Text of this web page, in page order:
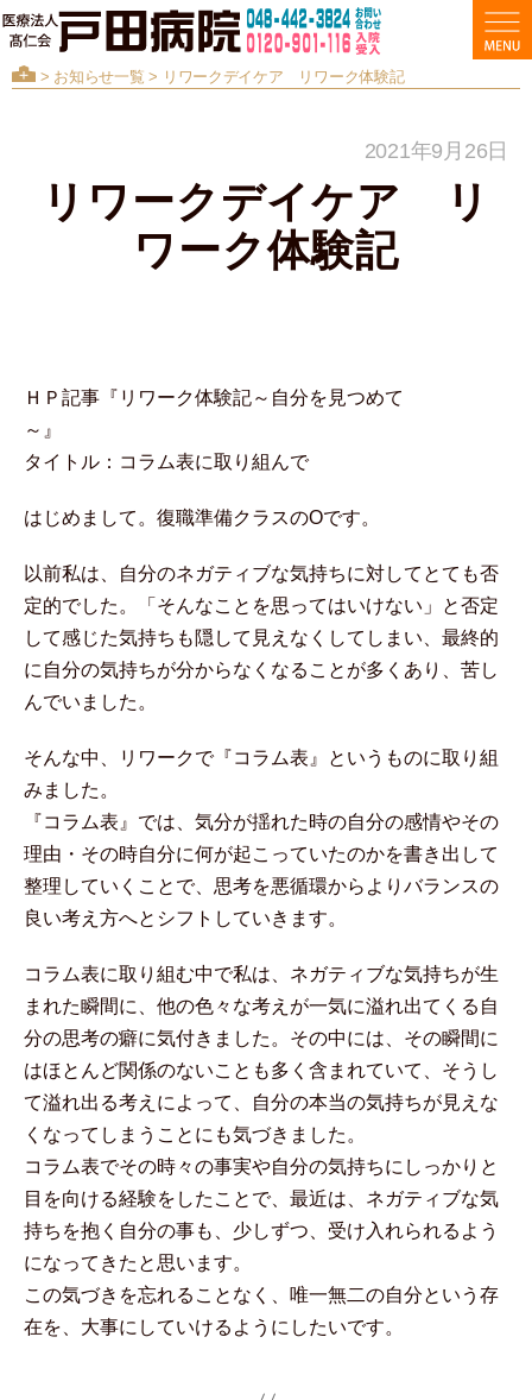
> お知らせ一覧 > リワークデイケア リワーク体験記
2021年9月26日
リワークデイケア リ
ワーク体験記
ＨＰ記事『リワーク体験記～自分を見つめて
～』
タイトル：コラム表に取り組んで
はじめまして。復職準備クラスのOです。
以前私は、自分のネガティブな気持ちに対してとても否
定的でした。「そんなことを思ってはいけない」と否定
して感じた気持ちも隠して見えなくしてしまい、最終的
に自分の気持ちが分からなくなることが多くあり、苦し
んでいました。
そんな中、リワークで『コラム表』というものに取り組
みました。
『コラム表』では、気分が揺れた時の自分の感情やその
理由・その時自分に何が起こっていたのかを書き出して
整理していくことで、思考を悪循環からよりバランスの
良い考え方へとシフトしていきます。
コラム表に取り組む中で私は、ネガティブな気持ちが生
まれた瞬間に、他の色々な考えが一気に溢れ出てくる自
分の思考の癖に気付きました。その中には、その瞬間に
はほとんど関係のないことも多く含まれていて、そうし
て溢れ出る考えによって、自分の本当の気持ちが見えな
くなってしまうことにも気づきました。
コラム表でその時々の事実や自分の気持ちにしっかりと
目を向ける経験をしたことで、最近は、ネガティブな気
持ちを抱く自分の事も、少しずつ、受け入れられるよう
になってきたと思います。
この気づきを忘れることなく、唯一無二の自分という存
在を、大事にしていけるようにしたいです。